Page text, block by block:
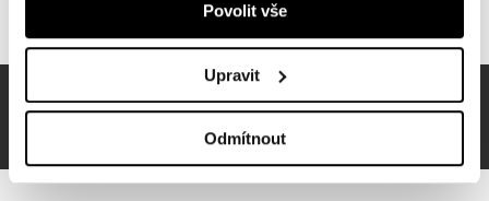
Povolit vše
Upravit
Odmítnout